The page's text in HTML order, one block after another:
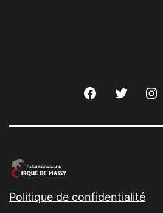
FacebookTwitter
Politique de confidentialité